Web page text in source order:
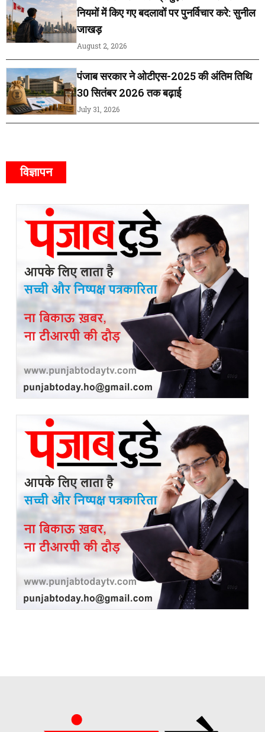
नियमों में किए गए बदलावों पर पुनर्विचार करे: सुनील
जाखड़
August 2, 2026
पंजाब सरकार ने ओटीएस-2025 की अंतिम तिथि
30 सितंबर 2026 तक बढ़ाई
July 31, 2026
विज्ञापन